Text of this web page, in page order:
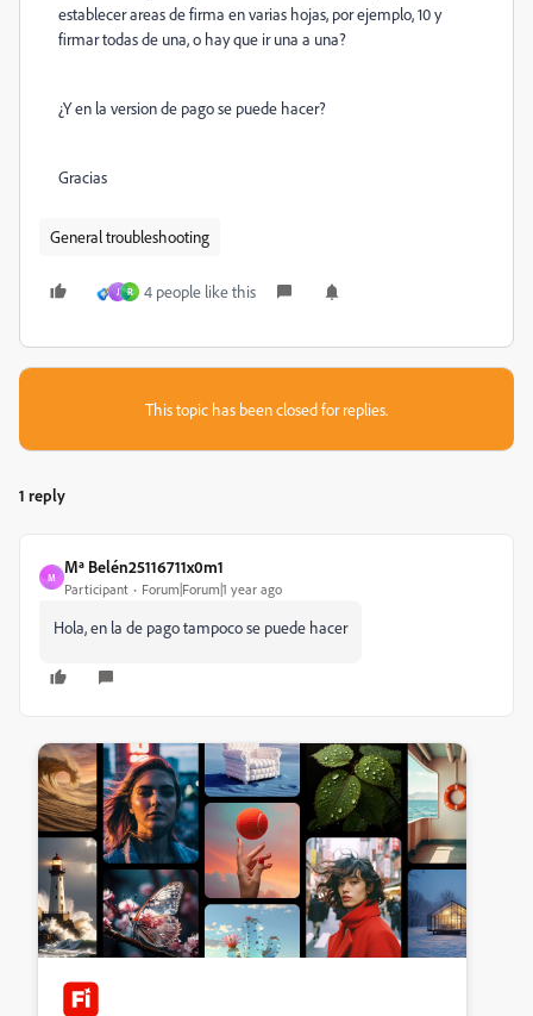
establecer areas de firma en varias hojas, por ejemplo, 10 y
firmar todas de una, o hay que ir una a una?
¿Y en la version de pago se puede hacer?
Gracias
General troubleshooting
J R 4 people like this
This topic has been closed for replies.
1 reply
M
Mª Belén25116711x0m1
Participant Forum|Forum|1 year ago
Hola, en la de pago tampoco se puede hacer